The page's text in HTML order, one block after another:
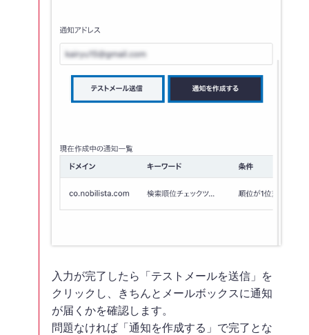
入力が完了したら「テストメールを送信」を
クリックし、きちんとメールボックスに通知
が届くかを確認します。
問題なければ「通知を作成する」で完了とな